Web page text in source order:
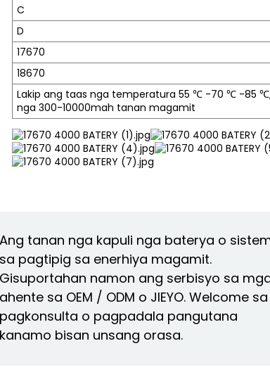
C
D
17670
18670
Lakip ang taas nga temperatura 55 ℃ -70 ℃ -85
nga 300-10000mah tanan magamit
Ang tanan nga kapuli nga baterya o
sa pagtipig sa enerhiya magamit.
Gisuportahan namon ang serbisyo sa
ahente sa OEM / ODM o JIEYO. Welcome sa
pagkonsulta o pagpadala pangutana
kanamo bisan unsang orasa.